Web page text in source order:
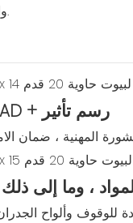
والطاولات، وما إلى ذلك.
خدمة التصميم: CAD + رسم تأثير
، وما إلى